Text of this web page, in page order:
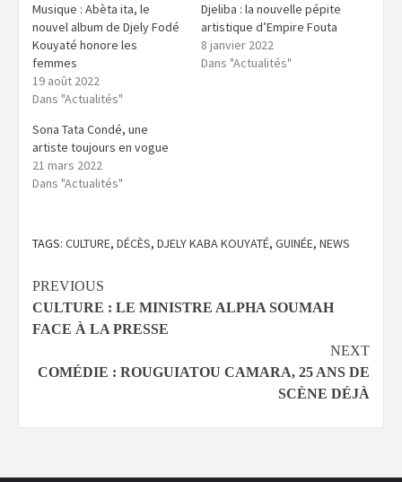
Musique : Abèta ita, le
nouvel album de Djely Fodé
Kouyaté honore les
femmes
19 août 2022
Dans "Actualités"
Djeliba : la nouvelle pépite
artistique d’Empire Fouta
8 janvier 2022
Dans "Actualités"
Sona Tata Condé, une
artiste toujours en vogue
21 mars 2022
Dans "Actualités"
TAGS: CULTURE, DÉCÈS, DJELY KABA KOUYATÉ, GUINÉE, NEWS
Continue
Reading
PREVIOUS
CULTURE : LE MINISTRE ALPHA SOUMAH
FACE À LA PRESSE
NEXT
COMÉDIE : ROUGUIATOU CAMARA, 25 ANS DE
SCÈNE DÉJÀ